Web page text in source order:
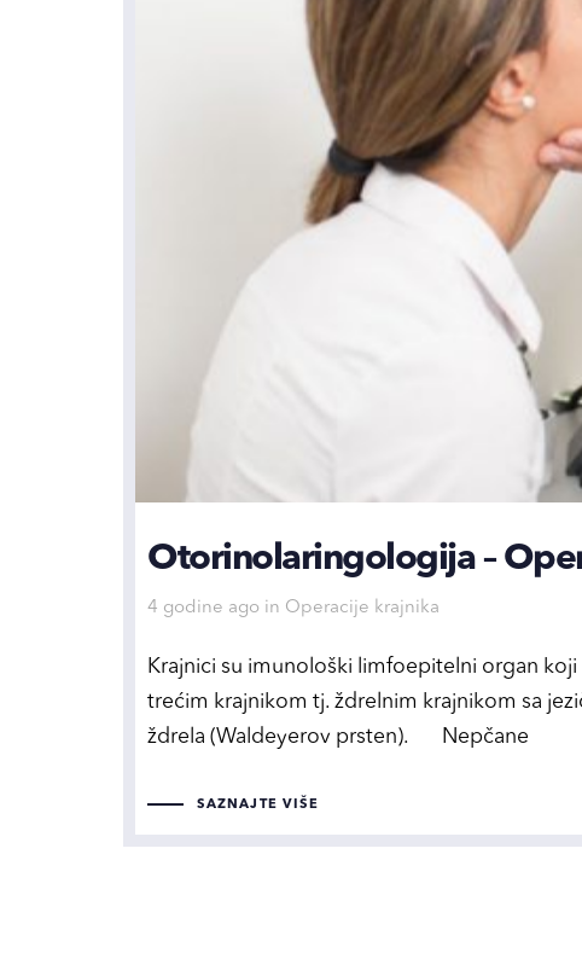
Otorinolaringologija –
4 godine ago in
Tags Operacije krajnika
Krajnici su imunološki limfoepitelni organ
trećim krajnikom tj. ždrelnim krajnikom sa
ždrela (Waldeyerov prsten). Nepčane
SAZNAJTE VIŠE